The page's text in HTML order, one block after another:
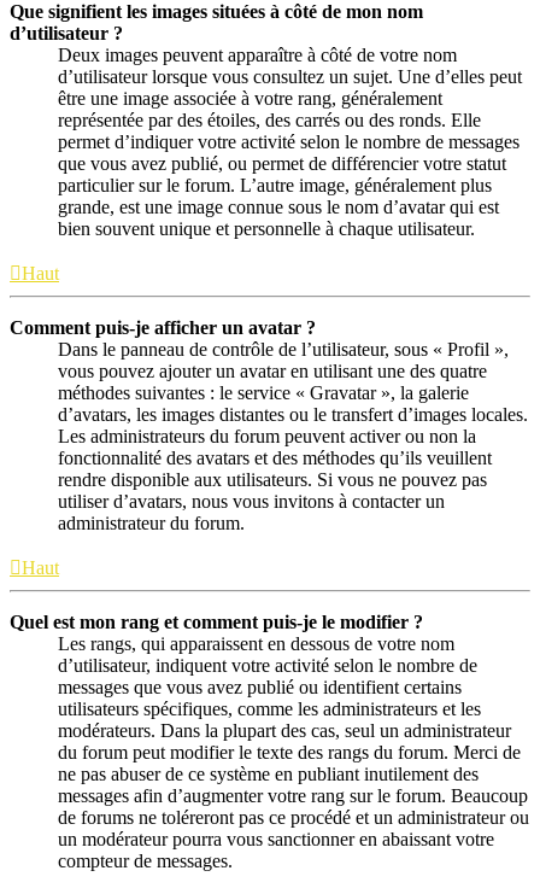
Que signifient les images situées à côté de mon nom
d’utilisateur ?
Deux images peuvent apparaître à côté de votre nom
d’utilisateur lorsque vous consultez un sujet. Une d’elles peut
être une image associée à votre rang, généralement
représentée par des étoiles, des carrés ou des ronds. Elle
permet d’indiquer votre activité selon le nombre de messages
que vous avez publié, ou permet de différencier votre statut
particulier sur le forum. L’autre image, généralement plus
grande, est une image connue sous le nom d’avatar qui est
bien souvent unique et personnelle à chaque utilisateur.
Haut
Comment puis-je afficher un avatar ?
Dans le panneau de contrôle de l’utilisateur, sous « Profil »,
vous pouvez ajouter un avatar en utilisant une des quatre
méthodes suivantes : le service « Gravatar », la galerie
d’avatars, les images distantes ou le transfert d’images locales.
Les administrateurs du forum peuvent activer ou non la
fonctionnalité des avatars et des méthodes qu’ils veuillent
rendre disponible aux utilisateurs. Si vous ne pouvez pas
utiliser d’avatars, nous vous invitons à contacter un
administrateur du forum.
Haut
Quel est mon rang et comment puis-je le modifier ?
Les rangs, qui apparaissent en dessous de votre nom
d’utilisateur, indiquent votre activité selon le nombre de
messages que vous avez publié ou identifient certains
utilisateurs spécifiques, comme les administrateurs et les
modérateurs. Dans la plupart des cas, seul un administrateur
du forum peut modifier le texte des rangs du forum. Merci de
ne pas abuser de ce système en publiant inutilement des
messages afin d’augmenter votre rang sur le forum. Beaucoup
de forums ne toléreront pas ce procédé et un administrateur ou
un modérateur pourra vous sanctionner en abaissant votre
compteur de messages.